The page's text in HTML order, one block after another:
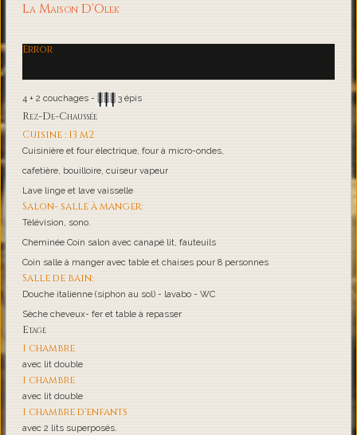
La Maison D'Olek
Error
4 + 2 couchages - 3 épis
Rez-De-Chaussée
Cuisine : 13 m2
Cuisinière et four électrique, four à micro-ondes,
cafetière, bouilloire, cuiseur vapeur
Lave linge et lave vaisselle
Salon- salle à manger:
Télévision, sono.
Cheminée Coin salon avec canapé lit, fauteuils
Coin salle à manger avec table et chaises pour 8 personnes
Salle de bain:
Douche italienne (siphon au sol) - lavabo - WC
Sèche cheveux- fer et table à repasser
Etage
1 chambre
avec lit double
1 chambre
avec lit double
1 chambre d'enfants
avec 2 lits superposés.